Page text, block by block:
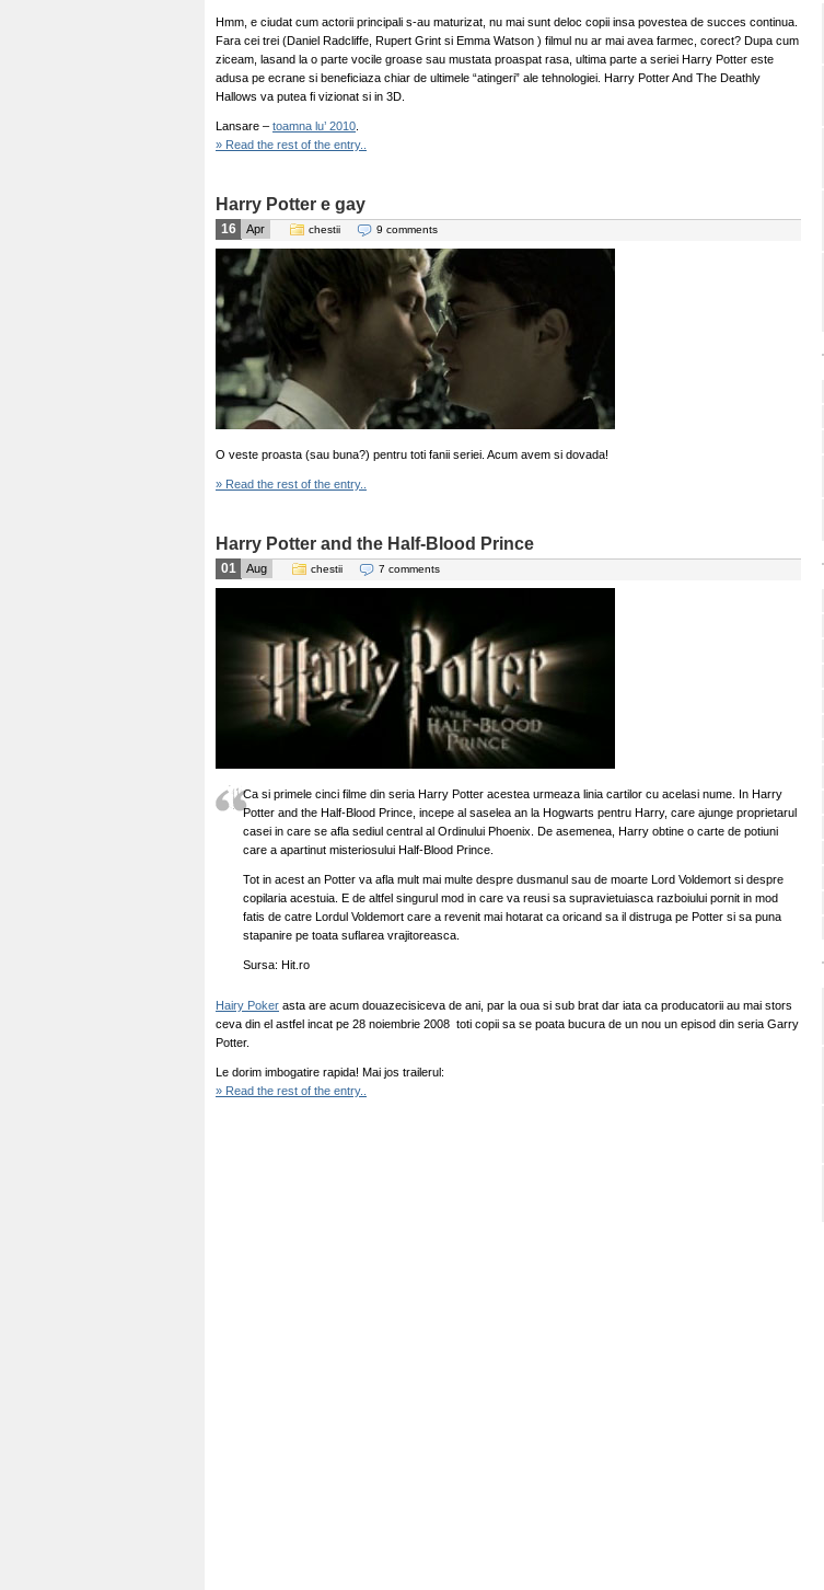
Hmm, e ciudat cum actorii principali s-au maturizat, nu mai sunt deloc copii insa povestea de succes continua.
Fara cei trei (Daniel Radcliffe, Rupert Grint si Emma Watson ) filmul nu ar mai avea farmec, corect? Dupa cum
ziceam, lasand la o parte vocile groase sau mustata proaspat rasa, ultima parte a seriei Harry Potter este
adusa pe ecrane si beneficiaza chiar de ultimele “atingeri” ale tehnologiei. Harry Potter And The Deathly
Hallows va putea fi vizionat si in 3D.
Lansare – toamna lu’ 2010
» Read the rest of the entry..
Harry Potter e gay
16 Apr chestii 9 comments
O veste proasta (sau buna?) pentru toti fanii seriei. Acum avem si dovada!
» Read the rest of the entry..
Harry Potter and the Half-Blood Prince
01 Aug chestii 7 comments
Ca si primele cinci filme din seria Harry Potter acestea urmeaza linia cartilor cu acelasi nume. In Harry
Potter and the Half-Blood Prince, incepe al saselea an la Hogwarts pentru Harry, care ajunge proprietarul
casei in care se afla sediul central al Ordinului Phoenix. De asemenea, Harry obtine o carte de potiuni
care a apartinut misteriosului Half-Blood Prince.
Tot in acest an Potter va afla mult mai multe despre dusmanul sau de moarte Lord Voldemort si despre
copilaria acestuia. E de altfel singurul mod in care va reusi sa supravietuiasca razboiului pornit in mod
fatis de catre Lordul Voldemort care a revenit mai hotarat ca oricand sa il distruga pe Potter si sa puna
stapanire pe toata suflarea vrajitoreasca.
Sursa: Hit.ro
Hairy Poker asta are acum douazecisiceva de ani, par la oua si sub brat dar iata ca producatorii au mai stors
ceva din el astfel incat pe 28 noiembrie 2008 toti copii sa se poata bucura de un nou un episod din seria Garry
Potter.
Le dorim imbogatire rapida! Mai jos trailerul:
» Read the rest of the entry..